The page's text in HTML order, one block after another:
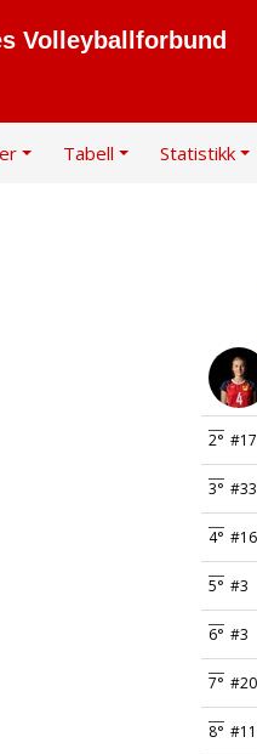
Volleyballforbund
Tabell Statistikk
2° #17
3° #33
4° #16
5° #3
6° #3
7° #20
8° #11